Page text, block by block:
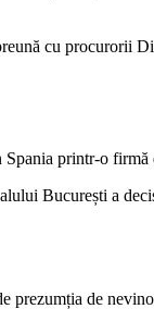
cu procurorii
printr-o
București a
prezumția de